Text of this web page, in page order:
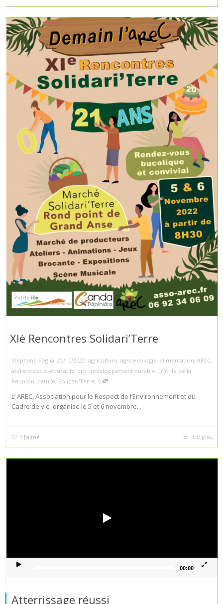
XIè Rencontres Solidari’Terre
Stéphane Foglia, 20/10/2022, agriculture, agroécologie, alimentation, AREC,
ateliers socio-éducatifs, bio, développement durable, DIY, Ile de la
Réunion, nature, Solidari'Terre, 0
L’ AREC, Association pour le Respect de l’Environnement et du
Cadre de vie organise le 5 et 6 novembre...
0 J’aime En lire plus
00:00
Atterrissage réussi